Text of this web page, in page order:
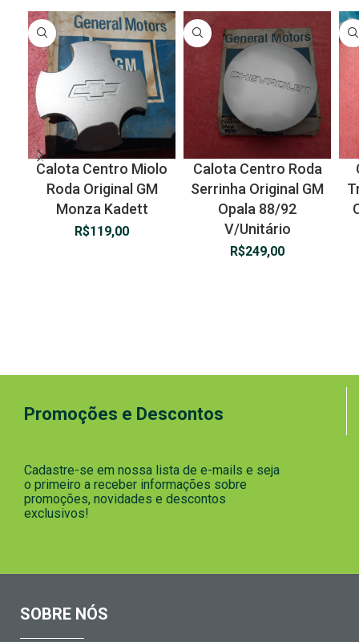
Calota Centro Miolo
Roda Original GM
Monza Kadett
R$119,00
Calota Centro Roda
Serrinha Original GM
Opala 88/92
V/Unitário
R$249,00
Promoções e Descontos
Cadastre-se em nossa lista de e-mails e seja
o primeiro a receber informações sobre
promoções, novidades e descontos
exclusivos!
SOBRE NÓS